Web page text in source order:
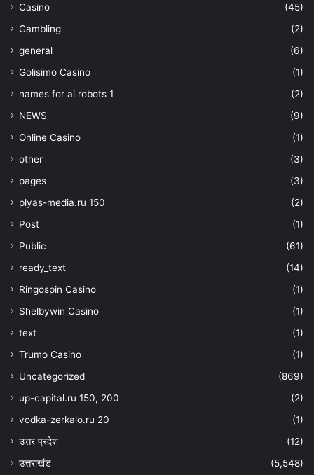
Casino
(45)
Gambling
(2)
general
(6)
Golisimo Casino
(1)
names for ai robots 1
(2)
NEWS
(9)
Online Casino
(1)
other
(3)
pages
(3)
plyas-media.ru 150
(2)
Post
(1)
Public
(61)
ready_text
(14)
Ringospin Casino
(1)
Shelbywin Casino
(1)
text
(1)
Trumo Casino
(1)
Uncategorized
(869)
up-capital.ru 150, 200
(2)
vodka-zerkalo.ru 20
(1)
उत्तर प्रदेश
(12)
उत्तराखंड
(5,548)